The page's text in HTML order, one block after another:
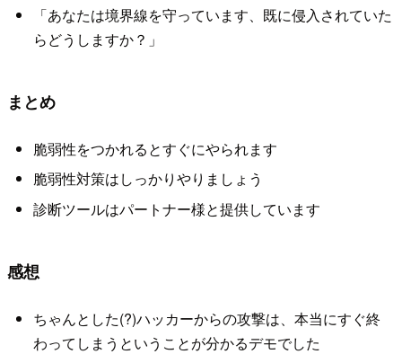
「あなたは境界線を守っています、既に侵入されていた
らどうしますか？」
まとめ
脆弱性をつかれるとすぐにやられます
脆弱性対策はしっかりやりましょう
診断ツールはパートナー様と提供しています
感想
ちゃんとした(?)ハッカーからの攻撃は、本当にすぐ終
わってしまうということが分かるデモでした